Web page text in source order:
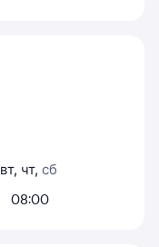
вт, чт, сб
08:00